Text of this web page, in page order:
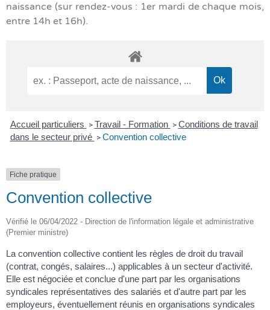
naissance (sur rendez-vous : 1er mardi de chaque mois,
entre 14h et 16h).
Accueil particuliers > Travail - Formation > Conditions de travail
dans le secteur privé > Convention collective
Fiche pratique
Convention collective
Vérifié le 06/04/2022 - Direction de l'information légale et administrative
(Premier ministre)
La convention collective contient les règles de droit du travail
(contrat, congés, salaires...) applicables à un secteur d'activité.
Elle est négociée et conclue d'une part par les organisations
syndicales représentatives des salariés et d'autre part par les
employeurs, éventuellement réunis en organisations syndicales